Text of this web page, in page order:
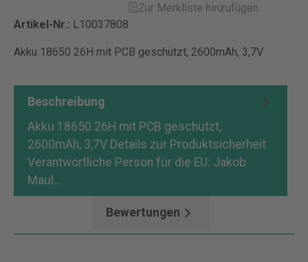
Zur Merkliste hinzufügen
Artikel-Nr.: L10037808
Akku 18650 26H mit PCB geschützt, 2600mAh, 3,7V
Beschreibung
Akku 18650 26H mit PCB geschützt,
2600mAh, 3,7V Details zur Produktsicherheit
Verantwortliche Person für die EU: Jakob
Maul…
Bewertungen